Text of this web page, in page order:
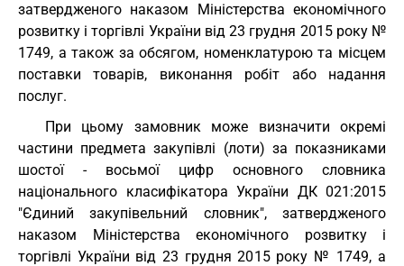
затвердженого наказом Міністерства економічного
розвитку і торгівлі України від 23 грудня 2015 року №
1749, а також за обсягом, номенклатурою та місцем
поставки товарів, виконання робіт або надання
послуг.
При цьому замовник може визначити окремі
частини предмета закупівлі (лоти) за показниками
шостої - восьмої цифр основного словника
національного класифікатора України ДК 021:2015
"Єдиний закупівельний словник", затвердженого
наказом Міністерства економічного розвитку і
торгівлі України від 23 грудня 2015 року № 1749, а